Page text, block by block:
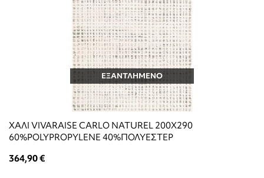
ΕΞΑΝΤΛΗΜΕΝΟ
ΧΑΛΙ VIVARAISE CARLO NATUREL 200X290
60%POLYPROPYLENE 40%ΠΟΛΥΕΣΤΕΡ
364,90 €